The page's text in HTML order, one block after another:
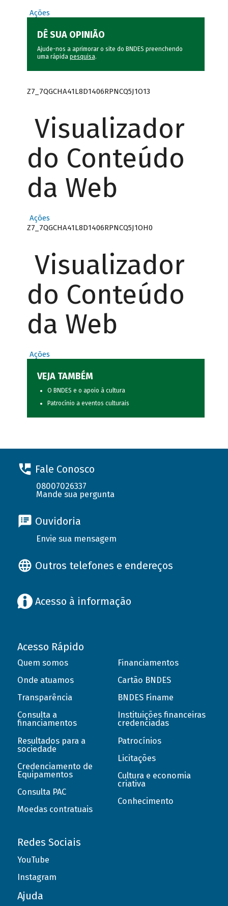
Ações
DÊ SUA OPINIÃO
Ajude-nos a aprimorar o site do BNDES preenchendo
uma rápida pesquisa.
Z7_7QGCHA41L8D1406RPNCQ5J1O13
Visualizador
do Conteúdo
da Web
Ações
Z7_7QGCHA41L8D1406RPNCQ5J1OH0
Visualizador
do Conteúdo
da Web
Ações
VEJA TAMBÉM
O BNDES e o apoio à cultura
Patrocínio a eventos culturais
Fale Conosco
08007026337
Mande sua pergunta
Ouvidoria
Envie sua mensagem
Outros telefones e endereços
Acesso à informação
Acesso Rápido
Quem somos
Onde atuamos
Transparência
Consulta a
financiamentos
Resultados para a
sociedade
Credenciamento de
Equipamentos
Consulta PAC
Moedas contratuais
Financiamentos
Cartão BNDES
BNDES Finame
Instituições financeiras
credenciadas
Patrocínios
Licitações
Cultura e economia
criativa
Conhecimento
Redes Sociais
YouTube
Instagram
Ajuda